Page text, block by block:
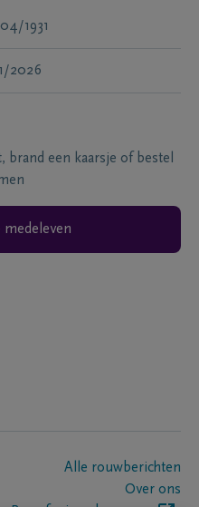
1931
2026
brand een kaarsje of bestel
medeleven
Alle rouwberichten
Over ons